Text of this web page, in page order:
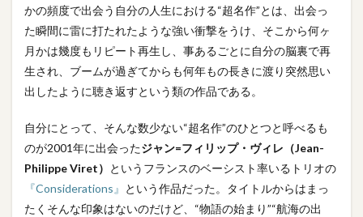
かの頻度で出会う自分の人生における“超名作”とは、出会っ
た瞬間に雷に打たれたような強い衝撃をうけ、そこから何ヶ
月かは幾度もリピート再生し、事あるごとに自分の脳裏で再
生され、ブームが過ぎてからも何年もの長きに渡り突然思い
出したように聴き返すという類の作品である。
自分にとって、そんな数少ない“超名作”のひとつと呼べるも
のが2001年に出会ったジャン=フィリップ・ヴィレ（Jean-
Philippe Viret） というフランスのベーシスト率いるトリオの
『Considerations』 という作品だった。タイトルからはまっ
たくそんな印象はないのだけど、“物語の始まり”“航海の出